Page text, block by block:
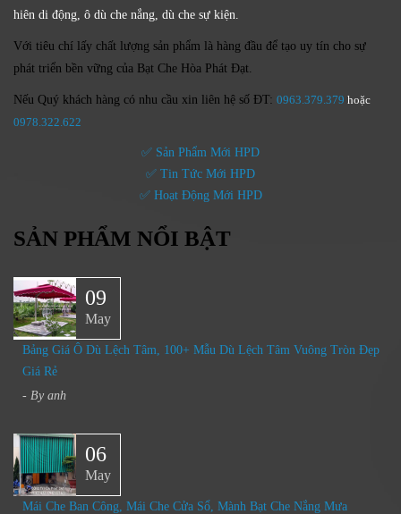
hiên di động, ô dù che nắng, dù che sự kiện.
Với tiêu chí lấy chất lượng sản phẩm là hàng đầu để tạo uy tín cho sự
phát triển bền vững của Bạt Che Hòa Phát Đạt.
Nếu Quý khách hàng có nhu cầu xin liên hệ số ĐT: 0963.379.379 hoặc
0978.322.622
✅ Sản Phẩm Mới HPD
✅ Tin Tức Mới HPD
✅ Hoạt Động Mới HPD
SẢN PHẨM NỔI BẬT
09
May
Bảng Giá Ô Dù Lệch Tâm, 100+ Mẫu Dù Lệch Tâm Vuông Tròn Đẹp
Giá Rẻ
- By anh
06
May
Mái Che Ban Công, Mái Che Cửa Sổ, Mành Bạt Che Nắng Mưa​